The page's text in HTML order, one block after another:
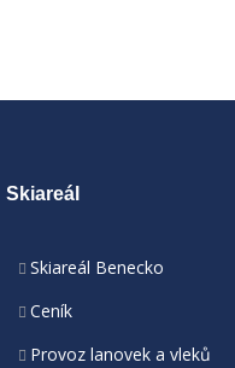
Skiareál
Skiareál Benecko
Ceník
Provoz lanovek a vleků